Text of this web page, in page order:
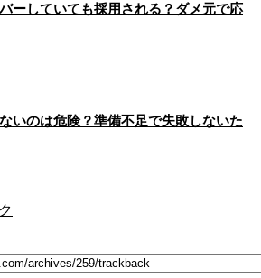
ーしていても採用される？ダメ元で応
いのは危険？準備不足で失敗しないた